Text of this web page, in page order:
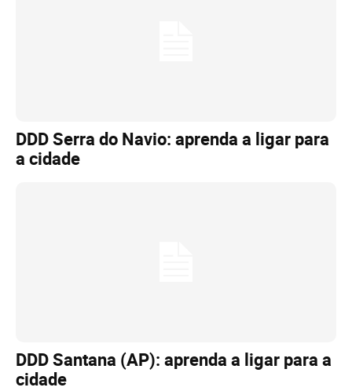
DDD Serra do Navio: aprenda a ligar para
a cidade
DDD Santana (AP): aprenda a ligar para a
cidade